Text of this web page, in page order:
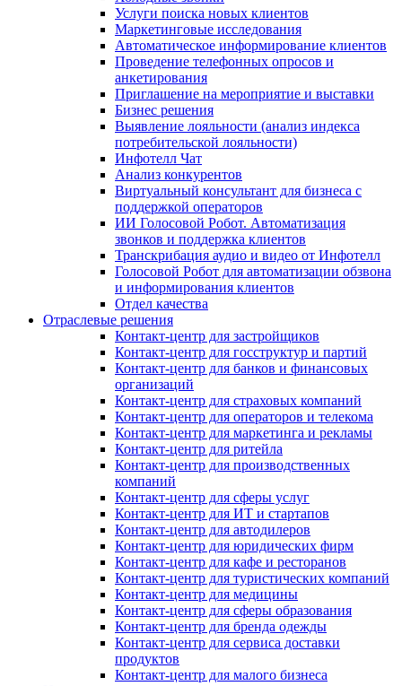
Услуги поиска новых клиентов
Маркетинговые исследования
Автоматическое информирование клиентов
Проведение телефонных опросов и
анкетирования
Приглашение на мероприятие и выставки
Бизнес решения
Выявление лояльности (анализ индекса
потребительской лояльности)
Инфотелл Чат
Анализ конкурентов
Виртуальный консультант для бизнеса с
поддержкой операторов
ИИ Голосовой Робот. Автоматизация
звонков и поддержка клиентов
Транскрибация аудио и видео от Инфотелл
Голосовой Робот для автоматизации обзвона
и информирования клиентов
Отдел качества
Отраслевые решения
Контакт-центр для застройщиков
Контакт-центр для госструктур и партий
Контакт-центр для банков и финансовых
организаций
Контакт-центр для страховых компаний
Контакт-центр для операторов и телекома
Контакт-центр для маркетинга и рекламы
Контакт-центр для ритейла
Контакт-центр для производственных
компаний
Контакт-центр для сферы услуг
Контакт-центр для ИТ и стартапов
Контакт-центр для автодилеров
Контакт-центр для юридических фирм
Контакт-центр для кафе и ресторанов
Контакт-центр для туристических компаний
Контакт-центр для медицины
Контакт-центр для сферы образования
Контакт-центр для бренда одежды
Контакт-центр для сервиса доставки
продуктов
Контакт-центр для малого бизнеса